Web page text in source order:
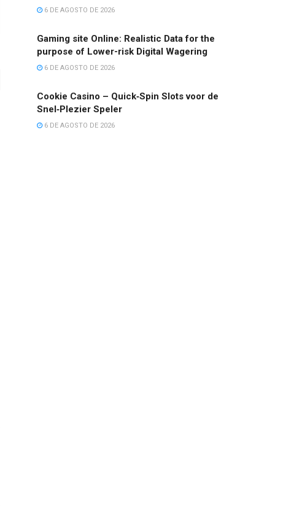
6 DE AGOSTO DE 2026
Gaming site Online: Realistic Data for the
purpose of Lower-risk Digital Wagering
6 DE AGOSTO DE 2026
Cookie Casino – Quick‑Spin Slots voor de
Snel‑Plezier Speler
6 DE AGOSTO DE 2026